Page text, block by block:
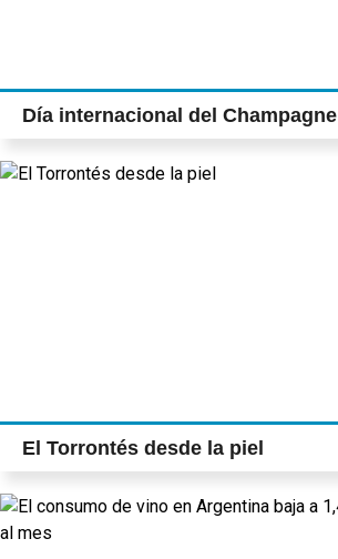
Día internacional del Champagne
El Torrontés desde la piel